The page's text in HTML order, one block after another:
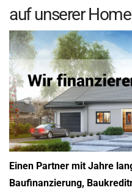
auf unserer
Einen Partner mit Jahre
Baufinanzierung,